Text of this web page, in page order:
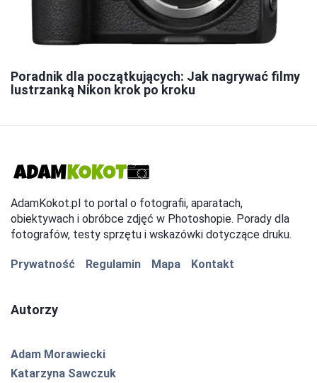
Poradnik dla początkujących: Jak nagrywać filmy
lustrzanką Nikon krok po kroku
AdamKokot.pl to portal o fotografii, aparatach,
obiektywach i obróbce zdjęć w Photoshopie. Porady dla
fotografów, testy sprzętu i wskazówki dotyczące druku.
Prywatność Regulamin Mapa Kontakt
Autorzy
Adam Morawiecki
Katarzyna Sawczuk